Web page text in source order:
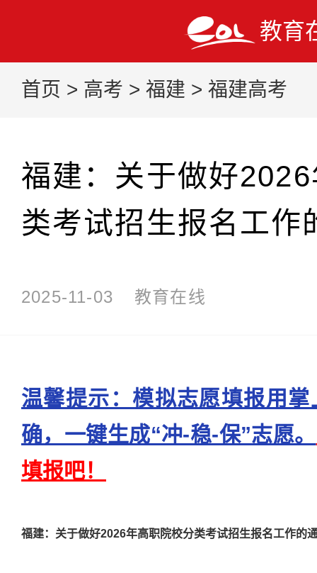
教育
首页 > 高考 > 福建 > 福建高考
福建：关于做好
类考试招生报名工作
2025-11-03 教育在线
温馨提示：模拟志愿填报用
确，一键生成“冲-稳-保”志愿。
填报吧！
福建：关于做好2026年高职院校分类考试招生报名工作的